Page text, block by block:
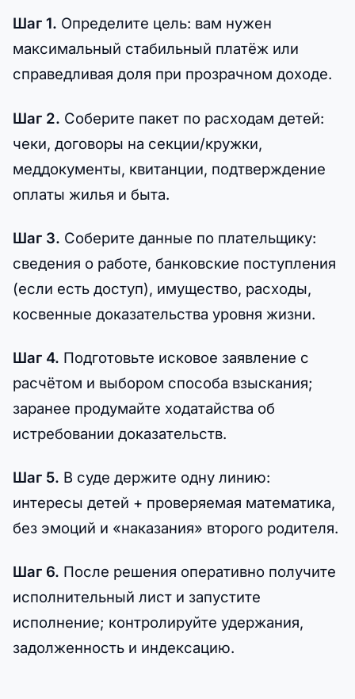
Шаг 1. Определите цель: вам нужен
максимальный стабильный платёж или
справедливая доля при прозрачном доходе.
Шаг 2. Соберите пакет по расходам детей:
чеки, договоры на секции/кружки,
меддокументы, квитанции, подтверждение
оплаты жилья и быта.
Шаг 3. Соберите данные по плательщику:
сведения о работе, банковские поступления
(если есть доступ), имущество, расходы,
косвенные доказательства уровня жизни.
Шаг 4. Подготовьте исковое заявление с
расчётом и выбором способа взыскания;
заранее продумайте ходатайства об
истребовании доказательств.
Шаг 5. В суде держите одну линию:
интересы детей + проверяемая математика,
без эмоций и «наказания» второго родителя.
Шаг 6. После решения оперативно получите
исполнительный лист и запустите
исполнение; контролируйте удержания,
задолженность и индексацию.